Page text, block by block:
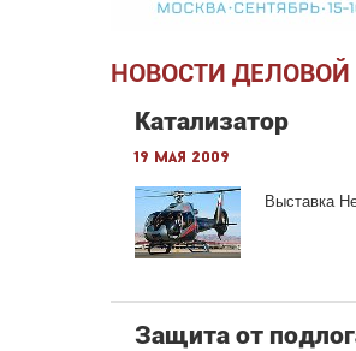
НОВОСТИ
Катализатор
19 мая 2009
Выставка
Защита от